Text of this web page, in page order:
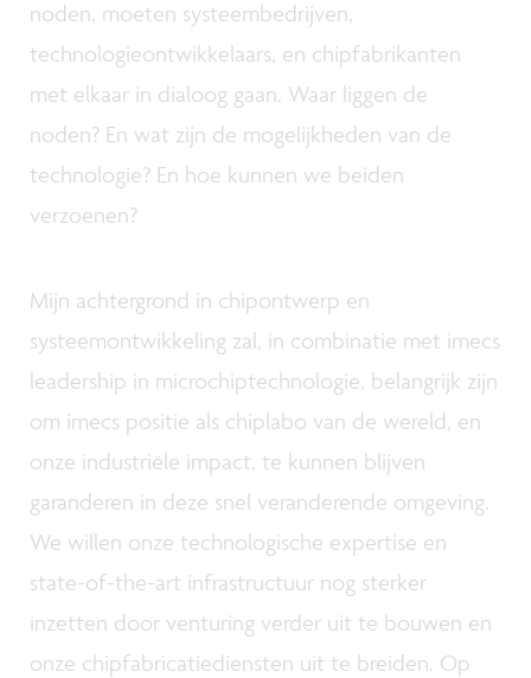
noden, moeten systeembedrijven,
technologieontwikkelaars, en chipfabrikanten
met elkaar in dialoog gaan. Waar liggen de
noden? En wat zijn de mogelijkheden van de
technologie? En hoe kunnen we beiden
verzoenen?
Mijn achtergrond in chipontwerp en
systeemontwikkeling zal, in combinatie met imecs
leadership in microchiptechnologie, belangrijk zijn
om imecs positie als chiplabo van de wereld, en
onze industriële impact, te kunnen blijven
garanderen in deze snel veranderende omgeving.
We willen onze technologische expertise en
state-of-the-art infrastructuur nog sterker
inzetten door venturing verder uit te bouwen en
onze chipfabricatiediensten uit te breiden. Op